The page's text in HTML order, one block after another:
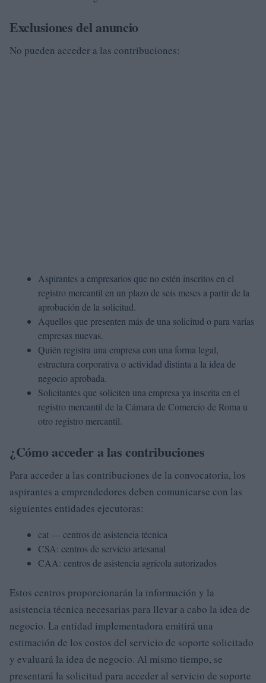
Exclusiones del anuncio
No pueden acceder a las contribuciones:
Aspirantes a empresarios que no estén inscritos en el
registro mercantil en un plazo de seis meses a partir de la
aprobación de la solicitud.
Aquellos que presenten más de una solicitud o para varias
empresas nuevas.
Quién registra una empresa con una forma legal,
estructura corporativa o actividad distinta a la idea de
negocio aprobada.
Solicitantes que soliciten una empresa ya inscrita en el
registro mercantil de la Cámara de Comercio de Roma u
otro registro mercantil.
¿Cómo acceder a las contribuciones
Para acceder a las contribuciones de la convocatoria, los
aspirantes a emprendedores deben comunicarse con las
siguientes entidades ejecutoras:
cat — centros de asistencia técnica
CSA: centros de servicio artesanal
CAA: centros de asistencia agrícola autorizados
Estos centros proporcionarán la información y la
asistencia técnica necesarias para llevar a cabo la idea de
negocio. La entidad implementadora emitirá una
estimación de los costos del servicio de soporte solicitado
y evaluará la idea de negocio. Al mismo tiempo, se
presentará la solicitud para acceder al servicio de soporte